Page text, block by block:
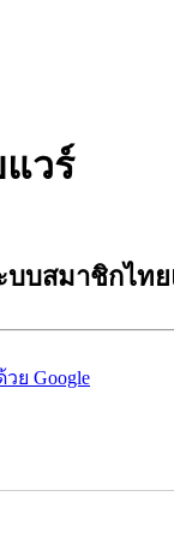
วร์
บบสมาชิกไท
ย Google